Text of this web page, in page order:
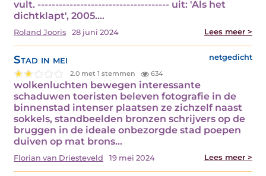
vult. ------------------------------------- uit: 'Als het
dichtklapt', 2005.…
Roland Jooris 28 juni 2024 Lees meer >
Stad in mei netgedicht
2.0 met 1 stemmen 634
wolkenluchten bewegen interessante
schaduwen toeristen beleven fotografie in de
binnenstad intenser plaatsen ze zichzelf naast
sokkels, standbeelden bronzen schrijvers op de
bruggen in de ideale onbezorgde stad poepen
duiven op mat brons…
Florian van Driesteveld 19 mei 2024 Lees meer >